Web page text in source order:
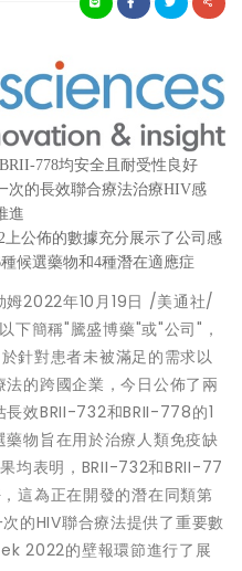
778均安全且耐受性良好
次的長效聯合療法治療HIV感
進
上公佈的數據充分展示了公司感
候選藥物和4種潛在適應症
姆2022年10月19日 /美通社/
以下簡稱"騰盛博藥"或"公司"，
針對患者未被滿足的需求以
的跨國企業，今日公佈了兩
長效BRII-732和BRII-778的1
物旨在用於治療人類免疫缺
均表明，BRII-732和BRII-77
這為正在開發的潛在同類第
HIV聯合療法提供了重要數
2022的壁報環節進行了展